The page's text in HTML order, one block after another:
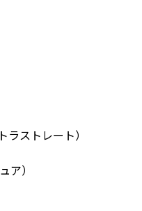
ストレート）
ア）